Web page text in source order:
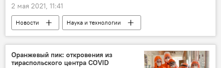
2 мая 2021, 11:41
Новости
Наука и технологии
В мире
Общество
Оранжевый пик: откровения из
тираспольского центра COVID